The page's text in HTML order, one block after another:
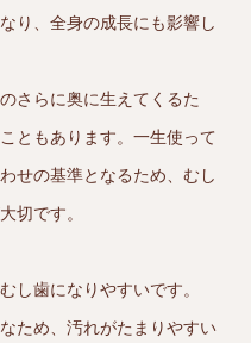
り、全身の成長にも影響し
さらに奥に生えてくるた
ともあります。一生使って
せの基準となるため、むし
切です。
し歯になりやすいです。
ため、汚れがたまりやすい